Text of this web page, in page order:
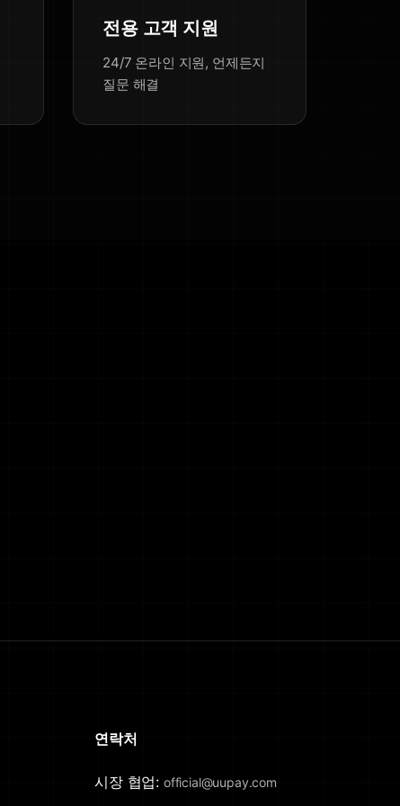
전용 고객 지원
24/7 온라인 지원, 언제든지
질문 해결
연락처
시장 협업: official@uupay.com